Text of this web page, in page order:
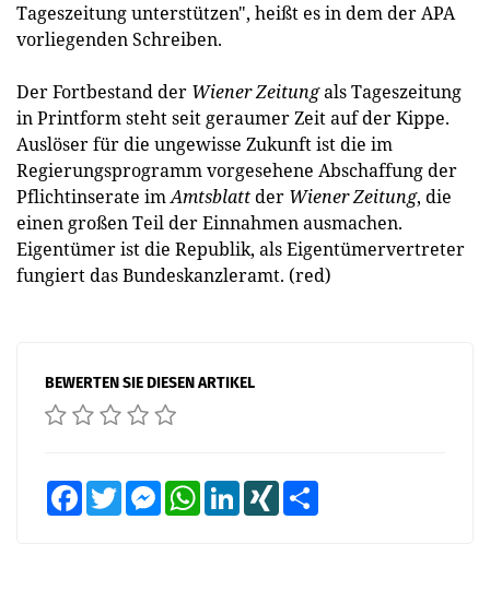
Tageszeitung unterstützen", heißt es in dem der APA
vorliegenden Schreiben.
Der Fortbestand der Wiener Zeitungals Tageszeitung
in Printform steht seit geraumer Zeit auf der Kippe.
Auslöser für die ungewisse Zukunft ist die im
Regierungsprogramm vorgesehene Abschaffung der
Pflichtinserate imAmtsblattder Wiener Zeitung, die
einen großen Teil der Einnahmen ausmachen.
Eigentümer ist die Republik, als Eigentümervertreter
fungiert das Bundeskanzleramt. (red)
BEWERTEN SIE DIESEN ARTIKEL
FacebookTwitter MessengerWhatsAppLinkedInXING